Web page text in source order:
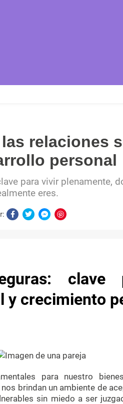
relaciones
personal
para vivir plenamente,
eres.
clave
y crecimiento
para nuestro
brindan un ambiente de
sin miedo a ser